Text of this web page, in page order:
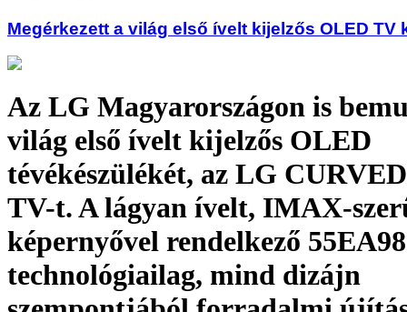
Megérkezett a világ első ívelt kijelzős OLED TV
Az LG Magyarországon is
világ első ívelt kijelzős OLED
tévékészülékét, az LG
TV-t. A lágyan ívelt, IMAX-
képernyővel rendelkező
technológiailag, mind dizájn